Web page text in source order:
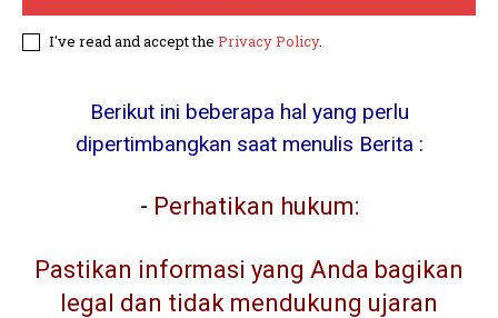
I've read and accept the Privacy Policy.
Berikut ini beberapa hal yang perlu
dipertimbangkan saat menulis Berita :
- Perhatikan hukum:
Pastikan informasi yang Anda bagikan
legal dan tidak mendukung ujaran